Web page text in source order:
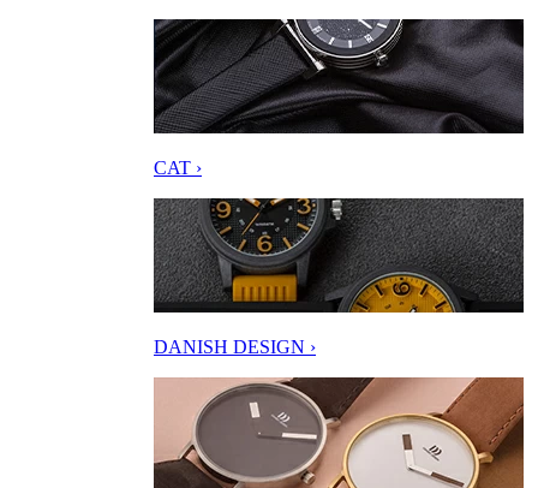
CAT ›
DANISH DESIGN ›